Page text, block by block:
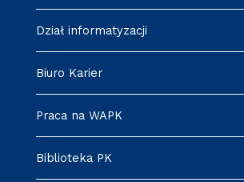
Dział informatyzacji
Biuro Karier
Praca na WAPK
Biblioteka PK